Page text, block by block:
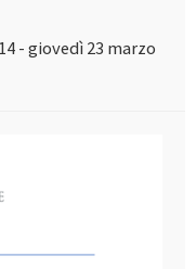
- giovedì 23 marzo